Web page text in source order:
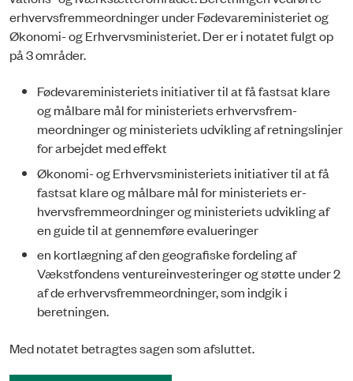
erhvervsfremmeordninger under Fødevaremi­ni­ste­riet og
Økonomi- og Erhvervsministeriet. Der er i notatet fulgt op
på 3 områder.
Fødevareministeriets initiativer til at få fastsat klare
og målbare mål for ministeriets erhvervs­frem­
meordninger og ministeriets udvikling af retningslinjer
for arbejdet med effekt
Økonomi- og Erhvervsministeriets initiativer til at få
fastsat klare og målbare mål for mini­steriets er­
hvervsfremmeordninger og ministeriets udvikling af
en guide til at gennemføre evalueringer
en kortlægning af den geografiske fordeling af
Vækstfondens ventureinveste­rin­ger og støtte under 2
af de erhvervsfremmeordninger, som indgik i
beretningen.
Med notatet betragtes sagen som afsluttet.